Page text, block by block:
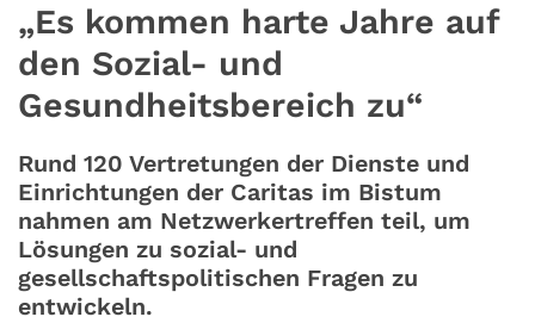
„Es kommen harte Jahre auf
den Sozial- und
Gesundheitsbereich zu“
Rund 120 Vertretungen der Dienste und
Einrichtungen der Caritas im Bistum
nahmen am Netzwerkertreffen teil, um
Lösungen zu sozial- und
gesellschaftspolitischen Fragen zu
entwickeln.